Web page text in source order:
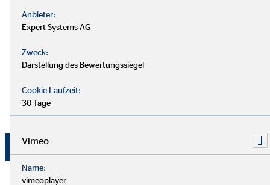
und meine Anfrage zu bearbeiten. Dies gilt
insbesondere für die Verwendung der E-Mail-Adresse
Einwilligung kann jederzeit mit Wirkung für die Zukunft
per E-Mail andsb@ovb.deoder per Post an den
Datenschutzbeauftragten von OVB Vermögensberatung
AG, Wolfgang Koch, Heumarkt 1, 50667 Köln
widerrufen werden.
Jetzt absenden
Anbieter:
Expert Systems AG
Zweck:
Darstellung des Bewertungssiegel
Cookie Laufzeit:
30 Tage
Vimeo
Name:
vimeoplayer